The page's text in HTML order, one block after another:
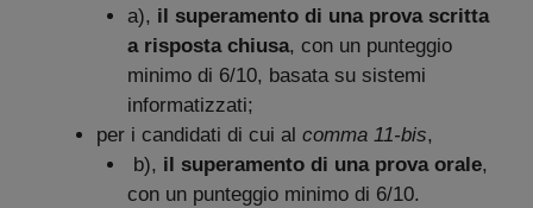
a), il superamento di una prova scritta
a risposta chiusa, con un punteggio
minimo di 6/10, basata su sistemi
informatizzati;
per i candidati di cui al comma 11-bis,
b), il superamento di una prova orale,
con un punteggio minimo di 6/10.